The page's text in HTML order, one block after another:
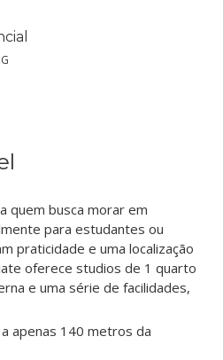
quem busca morar em
para estudantes ou
praticidade e uma localização
oferece studios de 1 quarto
e uma série de facilidades,
apenas 140 metros da